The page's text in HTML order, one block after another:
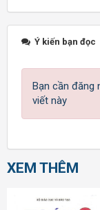
Ý kiến bạn đọc
Bạn cần đăng
viết này
XEM THÊM